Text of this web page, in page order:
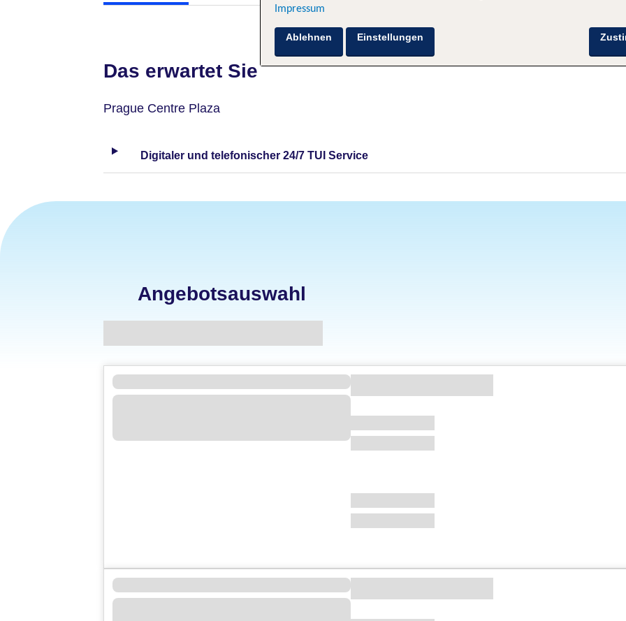
Das erwartet Sie
Prague Centre Plaza
Digitaler und telefonischer 24/7 TUI Service
Angebotsauswahl
Impressum
Ablehnen Einstellungen